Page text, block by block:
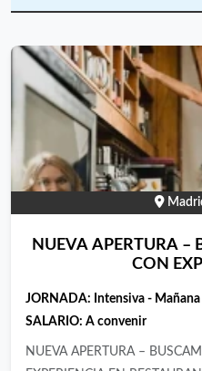
NUEVA APERTURA –
CON
JORNADA: Intensiva - Mañana
SALARIO: A convenir
NUEVA APERTURA –